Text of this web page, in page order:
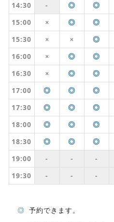
14:30
- ◎ ◎
15:00
✕ ◎ ◎
15:30
✕ ✕ ◎
16:00
✕ ◎ ◎
16:30
✕ ◎ ◎
17:00
◎ ◎ ◎
17:30
◎ ◎ ◎
18:00
◎ ◎ ◎
18:30
◎ ◎ ◎
19:00
- - -
19:30
- - -
◎ 予約できます。